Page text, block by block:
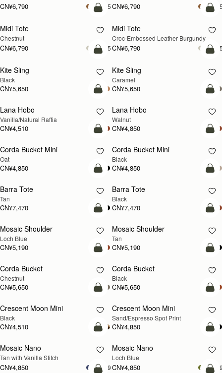
CN¥6,790 +5CN¥6,790
加入购物车
Midi Tote
Chestnut
CN¥6,790 +5
加
Midi Tote
Croc-Embossed Leather Burgundy
CN¥6,790
加入购物车
Kite Sling
Black
CN¥5,650
加
Kite Sling
Caramel
CN¥5,650
加入购物车
Lana Hobo
Vanilla/Natural Raffia
CN¥4,510
新品上市
加
Lana Hobo
Walnut
CN¥4,850
加入购物车
Corda Bucket Mini
Oat
CN¥4,850
加
Corda Bucket Mini
Black
CN¥4,850
加入购物车
Barra Tote
Tan
CN¥7,470
加
Barra Tote
Black
CN¥7,470
新品上市
加入购物车
Mosaic Shoulder
Loch Blue
CN¥5,190
预售
预
Mosaic Shoulder
Tan
CN¥5,190
加入购物车
Corda Bucket
Chestnut
CN¥5,650
加
Corda Bucket
Black
CN¥5,650
加入购物车
Crescent Moon Mini
Black
CN¥4,510
加
Crescent Moon Mini
Sand/Espresso Spot Print
CN¥4,850
加入购物车
Mosaic Nano
Tan with Vanilla Stitch
CN¥4,850 +9
新品上市
加
Mosaic Nano
Loch Blue
CN¥4,850